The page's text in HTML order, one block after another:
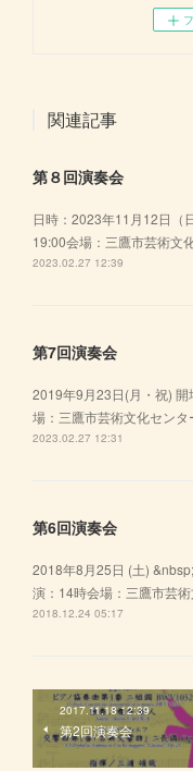
関連記事
第８回演奏会
日時：2023年11月12日（
19:00会場：三鷹市芸術
2023.02.27 12:39
第7回演奏会
2019年9月23日(月・祝)
場：三鷹市芸術文化セン
2023.02.27 12:31
第6回演奏会
2018年8月25日 (土)
演：14時会場：三鷹市芸
2018.12.24 05:17
2017.11.18 12:39
第2回演奏会